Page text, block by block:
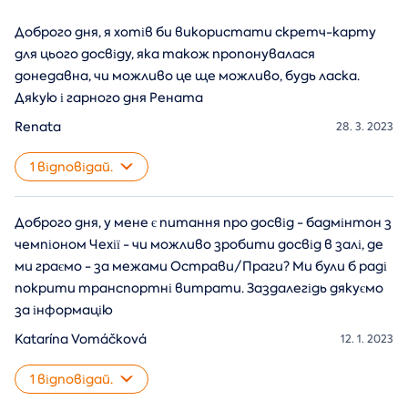
Доброго дня, я хотів би використати скретч-карту
для цього досвіду, яка також пропонувалася
донедавна, чи можливо це ще можливо, будь ласка.
Дякую і гарного дня Рената
28. 3. 2023
Renata
1 відповідай.
Доброго дня, у мене є питання про досвід - бадмінтон з
чемпіоном Чехії - чи можливо зробити досвід в залі, де
ми граємо - за межами Острави/Праги? Ми були б раді
покрити транспортні витрати. Заздалегідь дякуємо
за інформацію
12. 1. 2023
Katarína Vomáčková
1 відповідай.